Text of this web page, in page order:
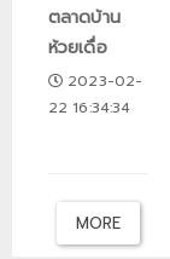
ตลาดบ้าน
ห้วยเดื่อ
2023-02-
22 16:34:34
MORE